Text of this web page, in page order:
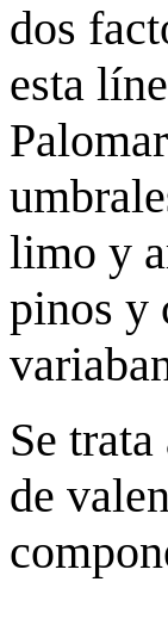
dos
esta
limo y
pinos y
Se
de